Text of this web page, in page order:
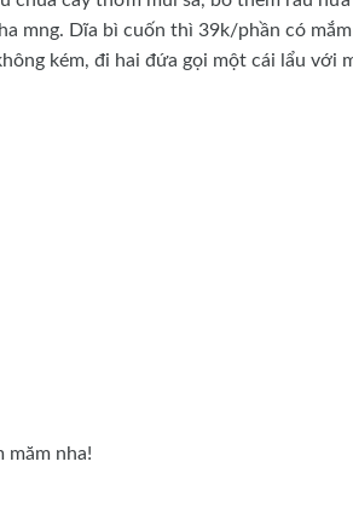
mng. Dĩa bì cuốn thì 39k/phần có mắm
kém, đi hai đứa gọi một cái lẩu với
măm nha!